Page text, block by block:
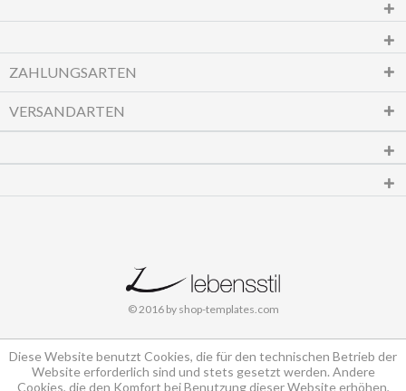
ZAHLUNGSARTEN
VERSANDARTEN
© 2016 by shop-templates.com
Diese Website benutzt Cookies, die für den technischen Betrieb der
Website erforderlich sind und stets gesetzt werden. Andere
Cookies, die den Komfort bei Benutzung dieser Website erhöhen,